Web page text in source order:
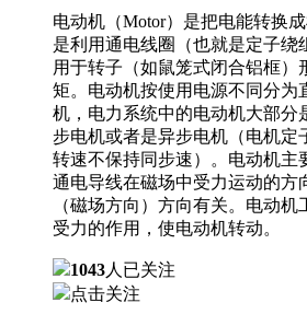
电动机（Motor）是把电能转换
是利用通电线圈（也就是定子绕
用于转子（如鼠笼式闭合铝框）
矩。电动机按使用电源不同分为
机，电力系统中的电动机大部分
步电机或者是异步电机（电机定
转速不保持同步速）。电动机主
通电导线在磁场中受力运动的方
（磁场方向）方向有关。电动
受力的作用，使电动机转动。
1043人已关注
点击关注